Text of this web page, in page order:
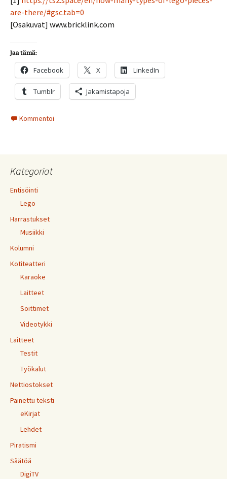
are-there/#gsc.tab=0
[Osakuvat] www.bricklink.com
Jaa tämä:
Facebook X LinkedIn
Tumblr Jakamistapoja
Kommentoi
Kategoriat
Entisöinti
Lego
Harrastukset
Musiikki
Kolumni
Kotiteatteri
Karaoke
Laitteet
Soittimet
Videotykki
Laitteet
Testit
Työkalut
Nettiostokset
Painettu teksti
eKirjat
Lehdet
Piratismi
Säätöä
DigiTV